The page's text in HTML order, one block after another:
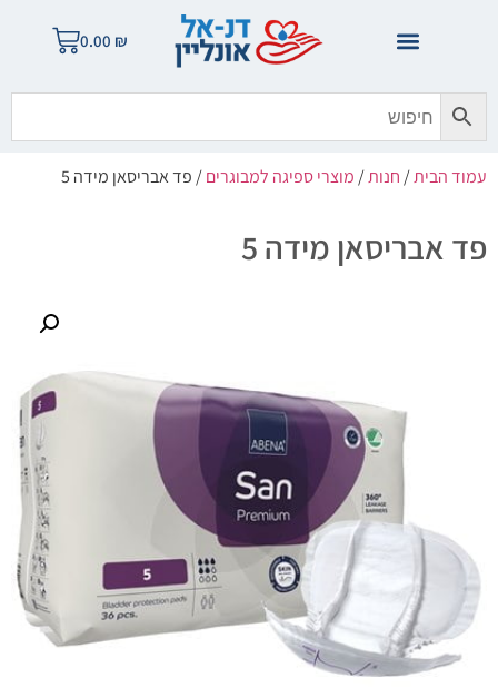
0.00 ₪
עמוד הבית/חנות/מוצרי ספיגה למבוגרים/ פד אבריסאן מידה 5
פד אבריסאן מידה 5